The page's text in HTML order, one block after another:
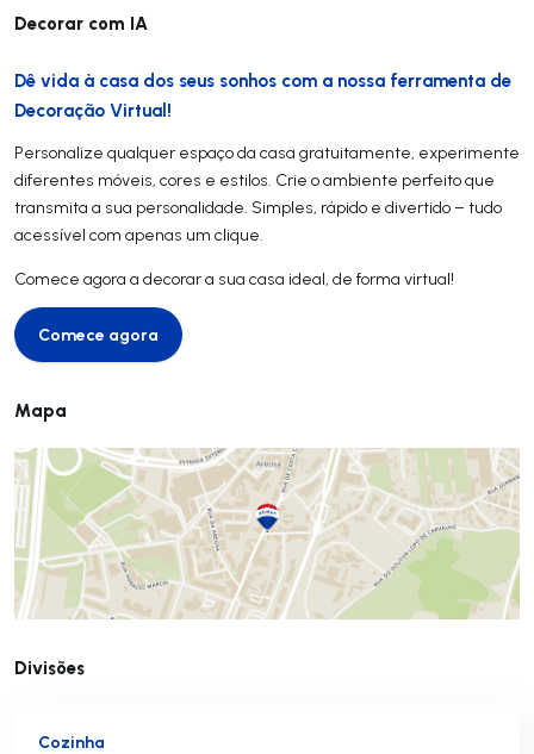
Decorar com IA
Dê vida à casa dos seus sonhos com a nossa ferramenta de
Decoração Virtual!
Personalize qualquer espaço da casa gratuitamente, experimente
diferentes móveis, cores e estilos. Crie o ambiente perfeito que
transmita a sua personalidade. Simples, rápido e divertido – tudo
acessível com apenas um clique.
Comece agora a decorar a sua casa ideal, de forma virtual!
Comece agora
Comece agora
Mapa
Divisões
Cozinha